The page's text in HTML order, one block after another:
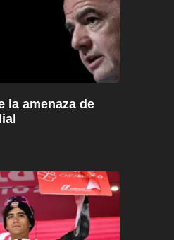
la amenaza de